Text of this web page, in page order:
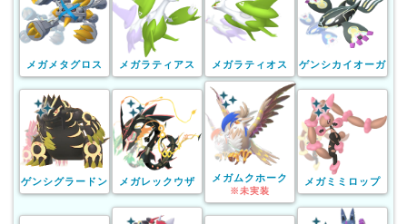
メガメタグロス メガラティアス メガラティオス ゲンシカイオーガ
ゲンシグラードン メガレックウザ メガムクホーク
※未実装
メガミミロップ